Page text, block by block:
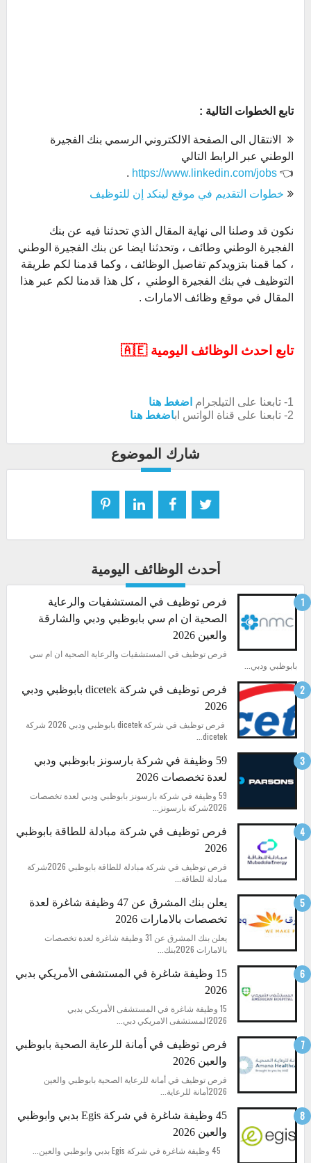
تابع الخطوات التالية :
الانتقال الى الصفحة الالكتروني الرسمي بنك الفجيرة
الوطني عبر الرابط التالي
👈
https://www.linkedin.com/jobs
.
خطوات التقديم في موقع لينكد إن للتوظيف
نكون قد وصلنا الى نهاية المقال الذي تحدثنا فيه عن بنك
الفجيرة الوطني وطائف ، وتحدثنا ايضا عن بنك الفجيرة الوطني
، كما قمنا بتزويدكم تفاصيل الوظائف ، وكما قدمنا لكم طريقة
التوظيف في بنك الفجيرة الوطني ، كل هذا قدمنا لكم عبر هذا
المقال في موقع وظائف الامارات .
تابع احدث الوظائف اليومية 🇦🇪
1- تابعنا على التيلجرام
اضغط هنا
2- تابعنا على قناة الواتس اب
اضغط هنا
شارك الموضوع
أحدث الوظائف اليومية
فرص توظيف في المستشفيات والرعاية
الصحية ان ام سي بابوظبي ودبي والشارقة
والعين 2026
فرص توظيف في المستشفيات والرعاية الصحية ان ام سي
بابوظبي ودبي...
فرص توظيف في شركة dicetek بابوظبي ودبي
2026
فرص توظيف في شركة dicetek بابوظبي ودبي 2026 شركة
dicetek...
59 وظيفة في شركة بارسونز بابوظبي ودبي
لعدة تخصصات 2026
59 وظيفة في شركة بارسونز بابوظبي ودبي لعدة تخصصات
2026شركة بارسونز...
فرص توظيف في شركة مبادلة للطاقة بابوظبي
2026
فرص توظيف في شركة مبادلة للطاقة بابوظبي 2026شركة
مبادلة للطاقة...
يعلن بنك المشرق عن 47 وظيفة شاغرة لعدة
تخصصات بالامارات 2026
يعلن بنك المشرق عن 31 وظيفة شاغرة لعدة تخصصات
بالامارات 2026بنك...
15 وظيفة شاغرة في المستشفى الأمريكي بدبي
2026
15 وظيفة شاغرة في المستشفى الأمريكي بدبي
2026المستشفى الامريكي دبي...
فرص توظيف في أمانة للرعاية الصحية بابوظبي
والعين 2026
فرص توظيف في أمانة للرعاية الصحية بابوظبي والعين
2026أمانة للرعاية...
45 وظيفة شاغرة في شركة Egis بدبي وابوظبي
والعين 2026